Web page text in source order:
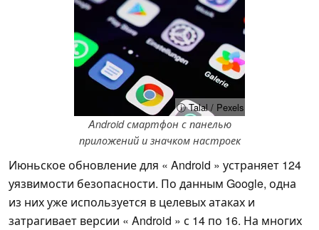
ⓘ Talal / Pexels
Android смартфон с панелью
приложений и значком настроек
Июньское обновление для « Android » устраняет 124
уязвимости безопасности. По данным Google, одна
из них уже используется в целевых атаках и
затрагивает версии « Android » с 14 по 16. На многих